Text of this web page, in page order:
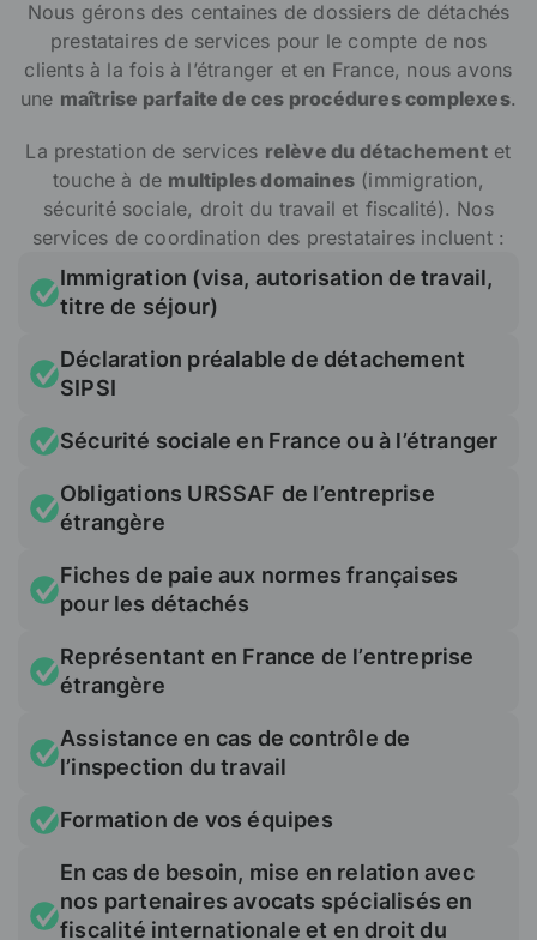
Nous gérons des centaines de dossiers de détachés
prestataires de services pour le compte de nos
clients à la fois à l’étranger et en France, nous avons
une maîtrise parfaite de ces procédures complexes.
La prestation de services relève du détachementet
touche à de multiples domaines (immigration,
sécurité sociale, droit du travail et fiscalité). Nos
services de coordination des prestataires incluent :
Immigration (visa, autorisation de travail,
titre de séjour)
Déclaration préalable de détachement
SIPSI
Sécurité sociale en France ou à l’étranger
Obligations URSSAF de l’entreprise
étrangère
Fiches de paie aux normes françaises
pour les détachés
Représentant en France de l’entreprise
étrangère
Assistance en cas de contrôle de
l’inspection du travail
Formation de vos équipes
En cas de besoin, mise en relation avec
nos partenaires avocats spécialisés en
fiscalité internationale et en droit du